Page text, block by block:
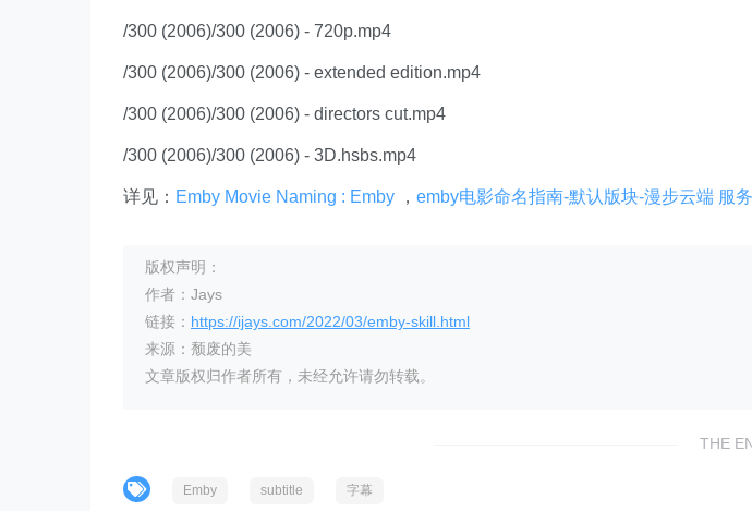
/300 (2006)/300 (2006) - 720p.mp4
/300 (2006)/300 (2006) - extended edition.mp4
/300 (2006)/300 (2006) - directors cut.mp4
/300 (2006)/300 (2006) - 3D.hsbs.mp4
详见： Emby Movie Naming : Emby ， emby电影命名指南-默认版块-漫步云端 服
版权声明：
作者：Jays
链接： https://ijays.com/2022/03/emby-skill.html
来源：颓废的美
文章版权归作者所有，未经允许请勿转载。
THE
Emby subtitle 字幕